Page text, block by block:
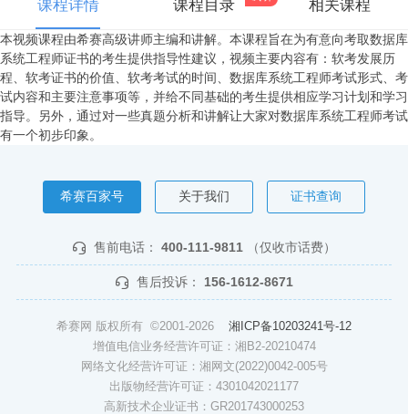
课程详情 课程目录 相关课程
本视频课程由希赛高级讲师主编和讲解。本课程旨在为有意向考取数据库
系统工程师证书的考生提供指导性建议，视频主要内容有：软考发展历
程、软考证书的价值、软考考试的时间、数据库系统工程师考试形式、考
试内容和主要注意事项等，并给不同基础的考生提供相应学习计划和学习
指导。另外，通过对一些真题分析和讲解让大家对数据库系统工程师考试
有一个初步印象。
希赛百家号 关于我们 证书查询
售前电话： 400-111-9811 （仅收市话费）
售后投诉： 156-1612-8671
希赛网 版权所有 ©2001-2026 湘ICP备10203241号-12
增值电信业务经营许可证：湘B2-20210474
网络文化经营许可证：湘网文(2022)0042-005号
出版物经营许可证：4301042021177
高新技术企业证书：GR201743000253